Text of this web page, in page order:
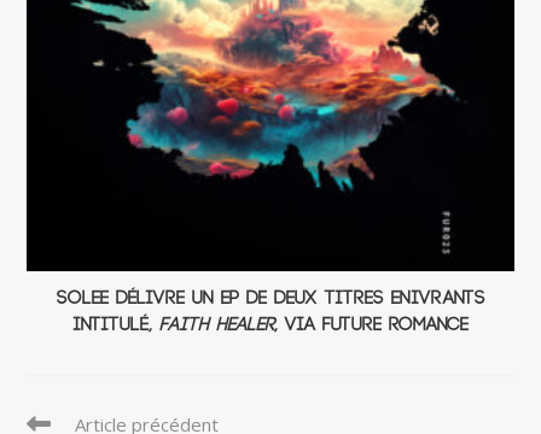
Solee délivre un EP de deux titres enivrants
intitulé, Faith Healer, via Future Romance
Read
Article précédent